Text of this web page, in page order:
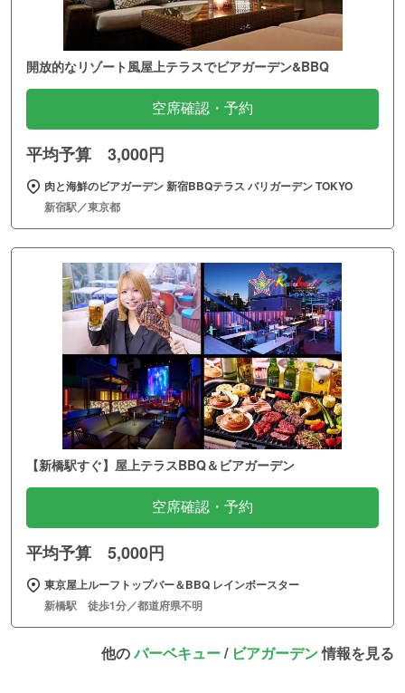
開放的なリゾート風屋上テラスでビアガーデン&BBQ
空席確認・予約
平均予算 3,000円
肉と海鮮のビアガーデン 新宿BBQテラス バリガーデン TOKYO
新宿駅／東京都
【新橋駅すぐ】屋上テラスBBQ＆ビアガーデン
空席確認・予約
平均予算 5,000円
東京屋上ルーフトップバー＆BBQ レインボースター
新橋駅 徒歩1分／都道府県不明
他のバーベキュー/ ビアガーデン情報を見る